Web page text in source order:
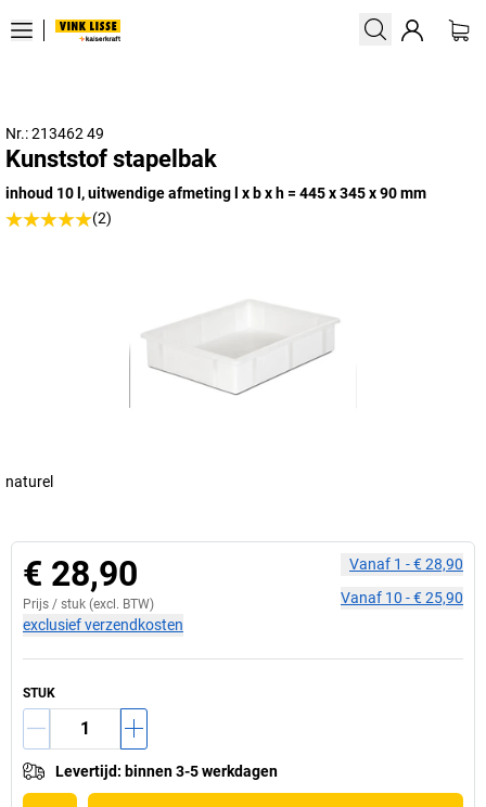
Nr.: 213462 49
Kunststof stapelbak
inhoud 10 l, uitwendige afmeting l x b x h = 445 x 345 x 90 mm
(2)
naturel
€ 28,90
Prijs / stuk (excl. BTW)
exclusief verzendkosten
Vanaf 1 -€ 28,90
Vanaf 10 -€ 25,90
STUK
Levertijd: binnen 3-5 werkdagen